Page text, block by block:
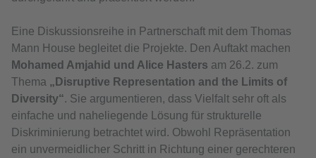
Eine Diskussionsreihe in Partnerschaft mit dem Thomas
Mann House begleitet die Projekte. Den Auftakt machen
Mohamed Amjahid und Alice Hasters am 26.2. zum
Thema „Disruptive Representation and the Limits of
Diversity“. Sie argumentieren, dass Vielfalt sehr oft als
einfache und naheliegende Lösung für strukturelle
Diskriminierung betrachtet wird. Obwohl Repräsentation
ein unvermeidlicher Schritt in Richtung einer gerechteren